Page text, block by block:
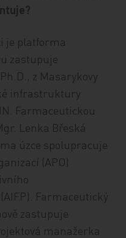
je platforma
zastupuje
z Masarykovy
infrastruktury
Farmaceutickou
Lenka Břeská
úzce spolupracuje
(APO)
Farmaceutický
zastupuje
manažerka